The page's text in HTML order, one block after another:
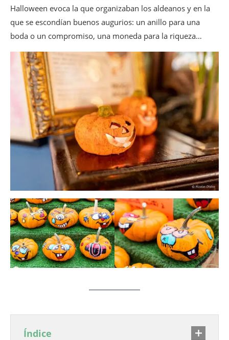
Halloween evoca la que organizaban los aldeanos y en la
que se escondían buenos augurios: un anillo para una
boda o un compromiso, una moneda para la riqueza…
Índice